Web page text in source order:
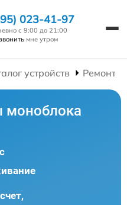
023-41-97
с 9:00 до 21:00
мне утром
устройств Ремонт
моноблока